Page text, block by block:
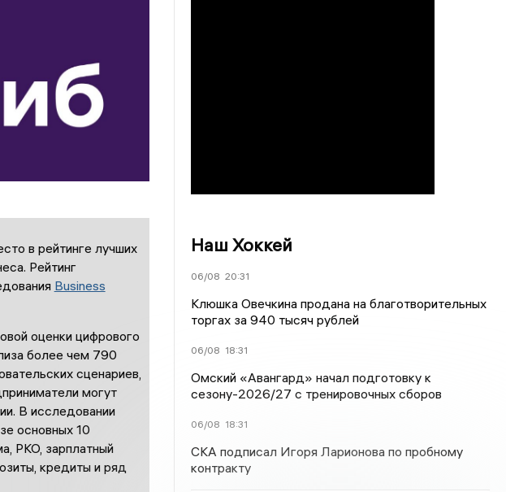
в рейтинге лучших
Рейтинг
Business
оценки цифрового
более чем 790
сценариев,
могут
В исследовании
основных 10
РКО, зарплатный
кредиты и ряд
Наш Хоккей
06/08 20:31
Клюшка Овечкина продана на благотворительных
торгах за 940 тысяч рублей
06/08 18:31
Омский «Авангард» начал подготовку к
сезону-2026/27 с тренировочных сборов
06/08 18:31
СКА подписал Игоря Ларионова по пробному
контракту